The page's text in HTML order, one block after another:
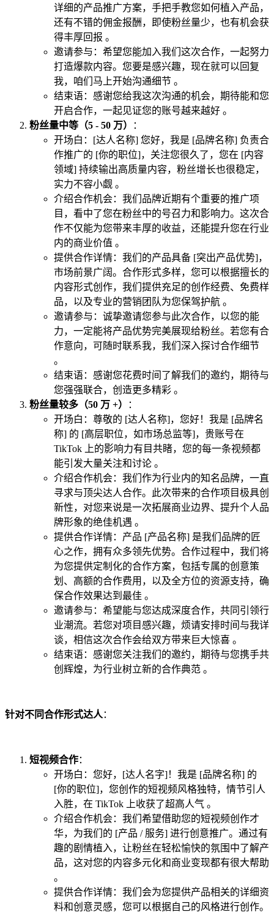
详细的产品推广方案，手把手教您如何植入产品，
还有不错的佣金报酬，即使粉丝量少，也有机会获
得丰厚回报 。
邀请参与：希望您能加入我们这次合作，一起努力
打造爆款内容。您要是感兴趣，现在就可以回复
我，咱们马上开始沟通细节 。
结束语：感谢您给我这次沟通的机会，期待能和您
开启合作，一起见证您的账号越来越好 。
粉丝量中等（5 - 50 万）
：
开场白：[达人名称] 您好，我是 [品牌名称] 负责合
作推广的 [你的职位]，关注您很久了，您在 [内容
领域] 持续输出高质量内容，粉丝增长也很稳定，
实力不容小觑 。
介绍合作机会：我们品牌近期有个重要的推广项
目，看中了您在粉丝中的号召力和影响力。这次合
作不仅能为您带来丰厚的收益，还能提升您在行业
内的商业价值 。
提供合作详情：我们的产品具备 [突出产品优势]，
市场前景广阔。合作形式多样，您可以根据擅长的
内容形式创作，我们提供充足的创作经费、免费样
品，以及专业的营销团队为您保驾护航 。
邀请参与：诚挚邀请您参与此次合作，以您的能
力，一定能将产品优势完美展现给粉丝。若您有合
作意向，可随时联系我，我们深入探讨合作细节
。
结束语：感谢您花费时间了解我们的邀约，期待与
您强强联合，创造更多精彩 。
粉丝量较多（50 万 +）
：
开场白：尊敬的 [达人名称]，您好！我是 [品牌名
称] 的 [高层职位，如市场总监等]，贵账号在
TikTok 上的影响力有目共睹，您的每一条视频都
能引发大量关注和讨论 。
介绍合作机会：我们作为行业内的知名品牌，一直
寻求与顶尖达人合作。此次带来的合作项目极具创
新性，对您来说是一次拓展商业边界、提升个人品
牌形象的绝佳机遇 。
提供合作详情：产品 [产品名称] 是我们品牌的匠
心之作，拥有众多领先优势。合作过程中，我们将
为您提供定制化的合作方案，包括专属的创意策
划、高额的合作费用，以及全方位的资源支持，确
保合作效果达到最佳 。
邀请参与：希望能与您达成深度合作，共同引领行
业潮流。若您对项目感兴趣，烦请安排时间与我详
谈，相信这次合作会给双方带来巨大惊喜 。
结束语：感谢您关注我们的邀约，期待与您携手共
创辉煌，为行业树立新的合作典范 。
针对不同合作形式达人 ：
短视频合作：
开场白：您好，[达人名字]！我是 [品牌名称] 的
[你的职位]，您创作的短视频风格独特，情节引人
入胜，在 TikTok 上收获了超高人气 。
介绍合作机会：我们希望借助您的短视频创作才
华，为我们的 [产品 / 服务] 进行创意推广。通过有
趣的剧情植入，让粉丝在轻松愉快的氛围中了解产
品，这对您的内容多元化和商业变现都有很大帮助
。
提供合作详情：我们会为您提供产品相关的详细资
料和创意灵感，您可以根据自己的风格进行创作。